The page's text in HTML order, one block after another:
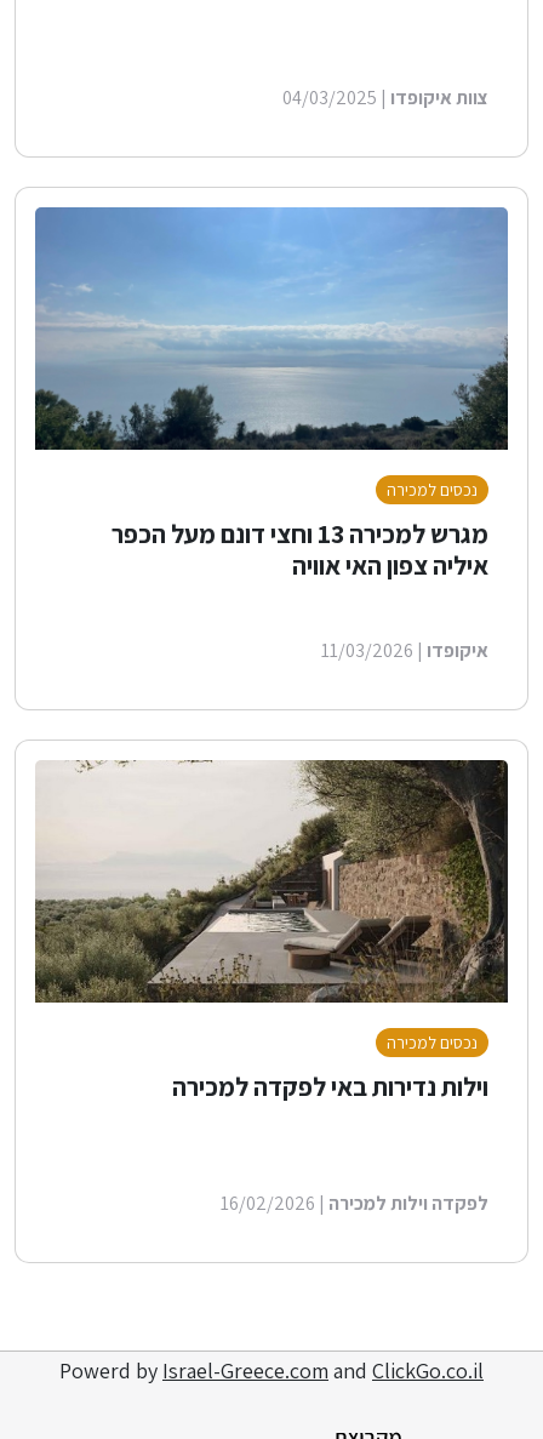
צוות איקופדו | 04/03/2025
נכסים למכירה
מגרש למכירה 13 וחצי דונם מעל הכפר
איליה צפון האי אוויה
איקופדו | 11/03/2026
נכסים למכירה
וילות נדירות באי לפקדה למכירה
לפקדה וילות למכירה | 16/02/2026
Powerd by Israel-Greece.com and ClickGo.co.il